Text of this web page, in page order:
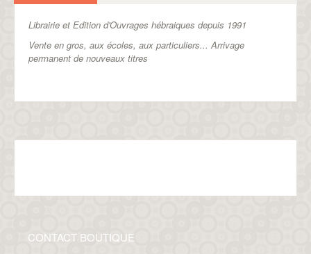
Librairie et Edition d'Ouvrages hébraiques depuis 1991
Vente en gros, aux écoles, aux particuliers...Arrivage
permanent de nouveaux titres
CONTACT BOUTIQUE